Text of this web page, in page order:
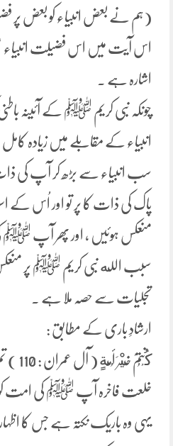
(ہم نے بعض انبیاء کو بعض
اس آیت میں اس فضیلت انبیاء
اشارہ ہے ۔
چونکہ نبی کریم ﷺ کے آئینہ باطنی
انبیاء کے مقابلے میں زیادہ
سب انبیاء سے بڑھ کر آپ کی ذات
پاک کی ذات کا پر تو اور اُس کے
منعکس ہوئیں ، اور پھر آپ ﷺ
سبب الله نبی کریم ﷺ پر
تجلیات سے حصہ ملا ہے ۔
ارشادِ باری کے مطابق :
كُنْتُمْ
خلعت فاخرہ آپ ﷺ کی امت کو
یہی وہ باریک نکتہ ہے جس کا